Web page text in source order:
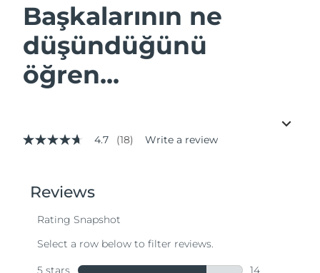
Başkalarının ne
düşündüğünü
öğren...
4.7
stars,
average
value.
Same
4.7 (18) Write a review